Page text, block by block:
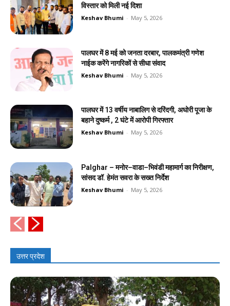
विस्तार को मिली नई दिशा
Keshav Bhumi - May 5, 2026
पालघर में 8 मई को जनता दरबार, पालकमंत्री गणेश
नाईक करेंगे नागरिकों से सीधा संवाद
Keshav Bhumi - May 5, 2026
पालघर में 13 वर्षीय नाबालिग से दरिंदगी, अघोरी पूजा के
बहाने दुष्कर्म , 2 घंटे में आरोपी गिरफ्तार
Keshav Bhumi - May 5, 2026
Palghar – मनोर–वाडा–भिवंडी महामार्ग का निरीक्षण,
सांसद डॉ. हेमंत सवरा के सख्त निर्देश
Keshav Bhumi - May 5, 2026
उत्तर प्रदेश